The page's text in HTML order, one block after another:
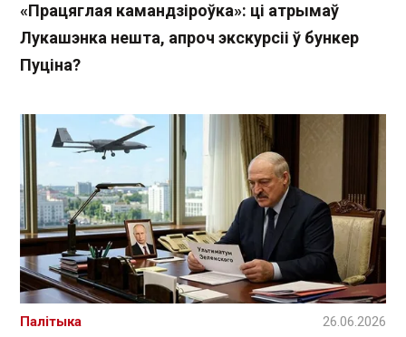
«Працяглая камандзіроўка»: ці атрымаў
Лукашэнка нешта, апроч экскурсіі ў бункер
Пуціна?
Палітыка 26.06.2026